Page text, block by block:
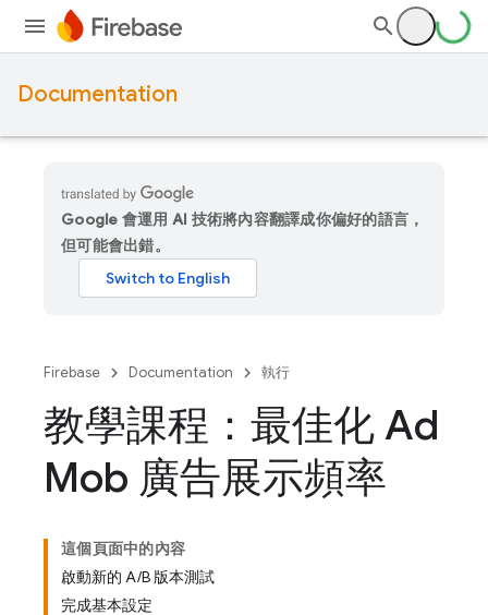
Documentation
Google 會運用 AI 技術將內容翻譯成你偏好的語言，
但可能會出錯。
Firebase Documentation 執行
教學課程：最佳化 Ad
Mob 廣告展示頻率
這個頁面中的內容
啟動新的 A/B 版本測試
完成基本設定